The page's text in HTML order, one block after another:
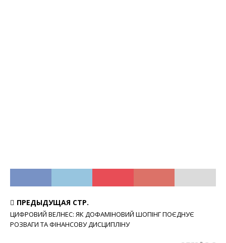
ПРЕДЫДУЩАЯ СТР.
ЦИФРОВИЙ ВЕЛНЕС: ЯК ДОФАМІНОВИЙ ШОПІНГ ПОЄДНУЄ
РОЗВАГИ ТА ФІНАНСОВУ ДИСЦИПЛІНУ